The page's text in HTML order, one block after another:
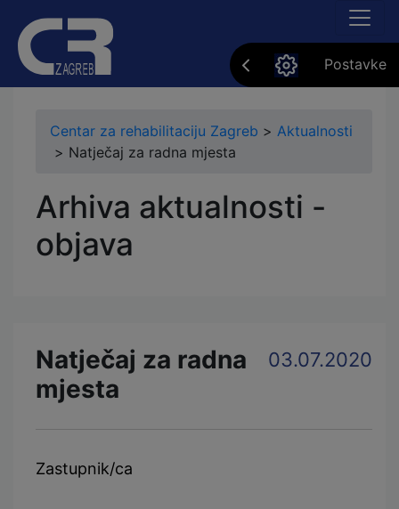
Postavke
Centar za rehabilitaciju Zagreb > Aktualnosti
> Natječaj za radna mjesta
Arhiva aktualnosti -
objava
Natječaj za radna
mjesta
03.07.2020
Zastupnik/ca